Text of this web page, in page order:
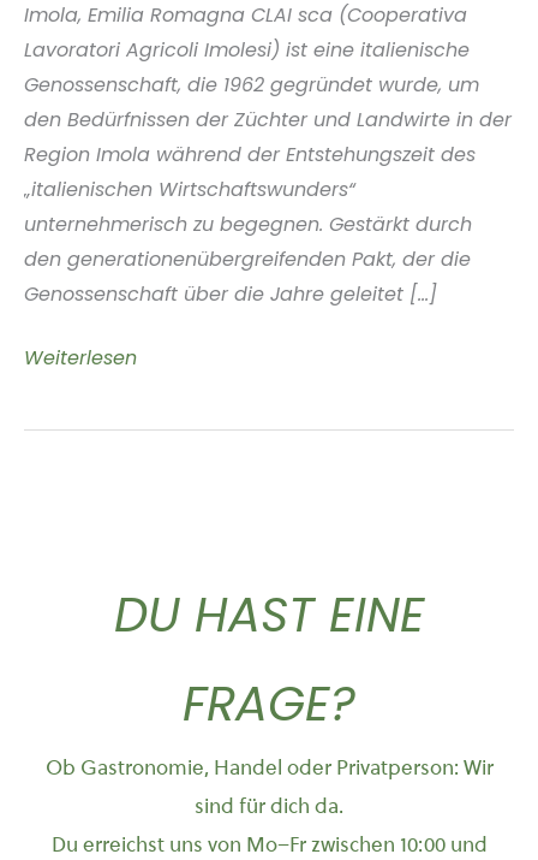
Imola, Emilia Romagna CLAI sca (Cooperativa
Lavoratori Agricoli Imolesi) ist eine italienische
Genossenschaft, die 1962 gegründet wurde, um
den Bedürfnissen der Züchter und Landwirte in der
Region Imola während der Entstehungszeit des
„italienischen Wirtschaftswunders“
unternehmerisch zu begegnen. Gestärkt durch
den generationenübergreifenden Pakt, der die
Genossenschaft über die Jahre geleitet [...]
Clai
Lavoratori
Weiterlesen
DU HAST EINE
FRAGE?
Ob Gastronomie, Handel oder Privatperson: Wir
sind für dich da.
Du erreichst uns von Mo–Fr zwischen 10:00 und